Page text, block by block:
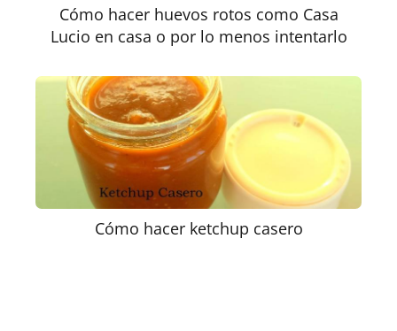
Cómo hacer huevos rotos como Casa
Lucio en casa o por lo menos intentarlo
Cómo hacer ketchup casero